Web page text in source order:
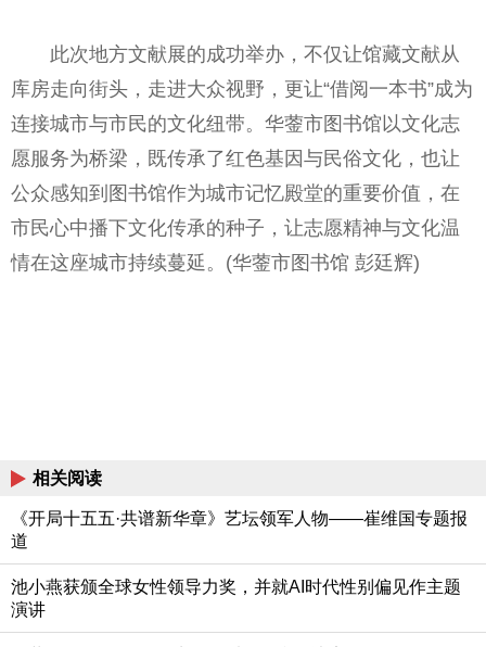
此次地方文献展的成功举办，不仅让馆藏文献从
库房走向街头，走进大众视野，更让“借阅一本书”成为
连接城市与市民的文化纽带。华蓥市图书馆以文化志
愿服务为桥梁，既传承了红色基因与民俗文化，也让
公众感知到图书馆作为城市记忆殿堂的重要价值，在
市民心中播下文化传承的种子，让志愿精神与文化温
情在这座城市持续蔓延。(华蓥市图书馆 彭廷辉)
相关阅读
《开局十五五·共谱新华章》艺坛领军人物——崔维国专题报
道
池小燕获颁全球女性领导力奖，并就AI时代性别偏见作主题
演讲